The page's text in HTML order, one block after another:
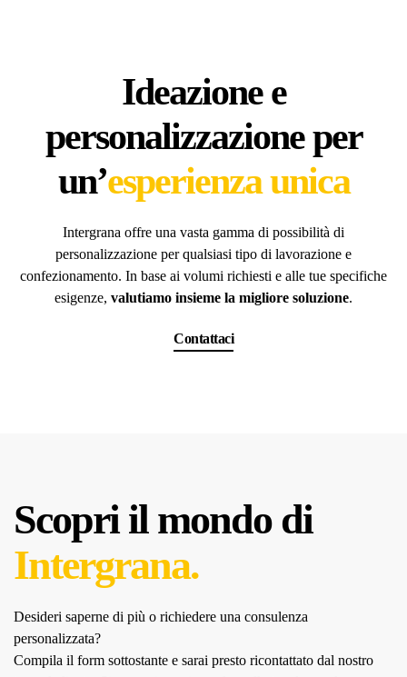
Ideazione e
personalizzazione per
un’esperienza unica
Intergrana offre una vasta gamma di possibilità di
personalizzazione per qualsiasi tipo di lavorazione e
confezionamento. In base ai volumi richiesti e alle tue specifiche
esigenze, valutiamo insieme la migliore soluzione.
Contattaci
Scopri il mondo di
Intergrana.
Desideri saperne di più o richiedere una consulenza
personalizzata?
Compila il form sottostante e sarai presto ricontattato dal nostro